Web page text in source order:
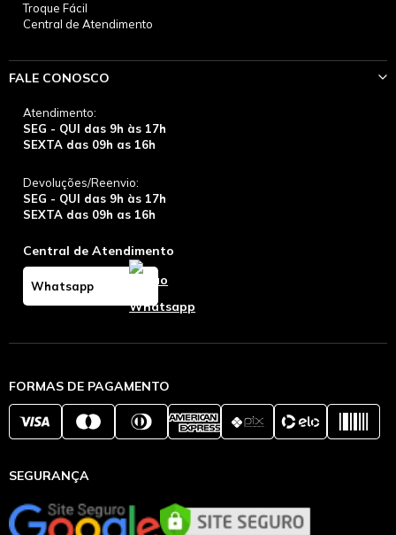
Troque Fácil
Central de Atendimento
FALE CONOSCO
Atendimento:
SEG - QUI das 9h às 17h
SEXTA das 09h as 16h
Devoluções/Reenvio:
SEG - QUI das 9h às 17h
SEXTA das 09h as 16h
Central de Atendimento
Whatsapp
FORMAS DE PAGAMENTO
SEGURANÇA